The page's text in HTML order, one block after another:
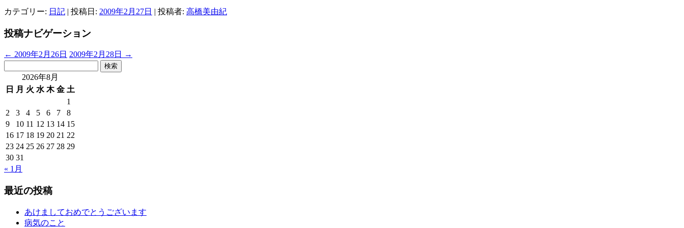
カテゴリー: 日記 | 投稿日: 2009年2月27日 | 投稿者: 高橋美由紀
投稿ナビゲーション
← 2009年2月26日 2009年2月28日
→
2026年8月
日
月 火 水 木 金 土
1
2
3 4 5 6 7
8
9
10 11 12 13 14 15
16 17 18 19 20 21 22
23 24 25 26 27 28 29
30 31
« 1月
最近の投稿
あけましておめでとうございます
病気のこと